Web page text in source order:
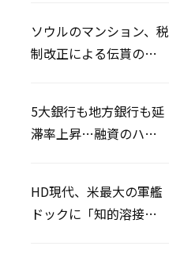
ソウルのマンション、税
制改正による伝貰の月
5大銀行も地方銀行も延
滞率上昇…融資のハー
HD現代、米最大の軍艦
ドックに「知的溶接」